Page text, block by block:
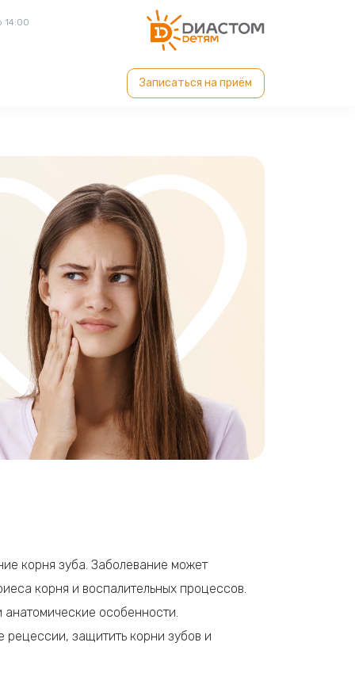
14:00
Записаться на приём
корня зуба. Заболевание может
корня и воспалительных процессов.
особенности.
рецессии, защитить корни зубов и